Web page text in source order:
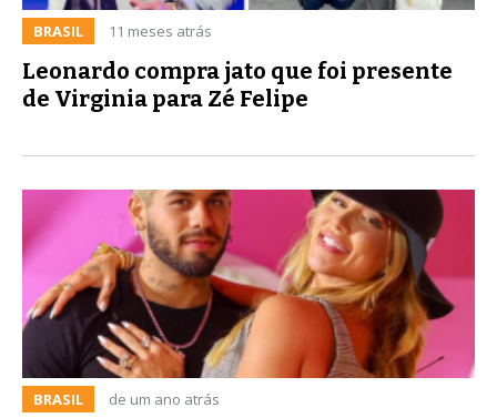
BRASIL 11 meses atrás
Leonardo compra jato que foi presente
de Virginia para Zé Felipe
BRASIL de um ano atrás